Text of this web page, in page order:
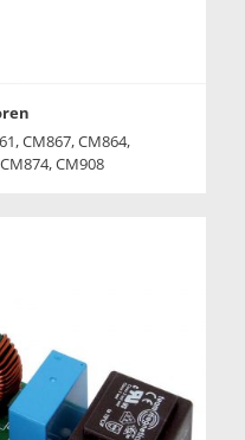
CM867, CM864,
CM908